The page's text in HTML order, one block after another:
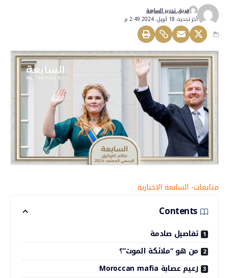
أخر تحديث 18 أبريل، 2024 2:49 م
فريق تحرير السابعة
متابعات- السابعة الاخبارية
Contents
تفاصيل صادمة
من هو “ملائكة الموت”؟
زعيم عصابة Moroccan mafia